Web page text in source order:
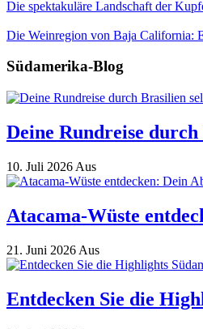
Die spektakuläre Landschaft der
Die Weinregion von Baja California:
Südamerika-Blog
Deine Rundreise
10. Juli 2026 Aus
Atacama-Wüste
21. Juni 2026 Aus
Entdecken Sie die